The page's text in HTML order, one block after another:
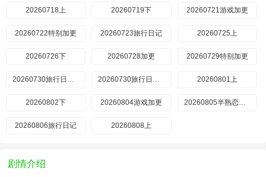
20260718上 20260719下 20260721游戏加更
20260722特别加更 20260723旅行日记 20260725上
20260726下 20260728加更 20260729特别加更
20260730旅行日记上 20260730旅行日记下 20260801上
20260802下 20260804游戏加更 20260805半熟恋人5特别联动
20260806旅行日记 20260808上
剧情介绍